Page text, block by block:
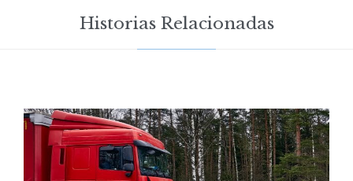
Historias Relacionadas